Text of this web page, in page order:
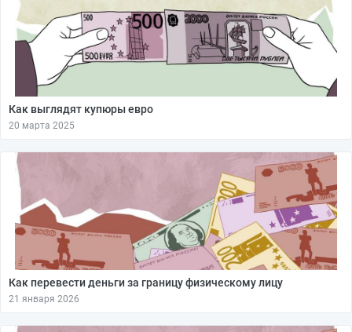
Как выглядят купюры евро
20 марта 2025
Как перевести деньги за границу физическому лицу
21 января 2026